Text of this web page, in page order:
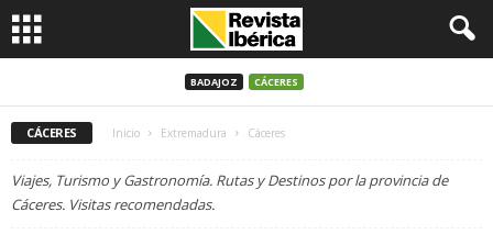
BADAJOZ CÁCERES
CÁCERES Inicio Extremadura Cáceres
Viajes, Turismo y Gastronomía. Rutas y Destinos por la provincia de
Cáceres. Visitas recomendadas.